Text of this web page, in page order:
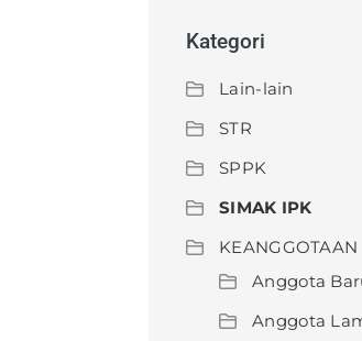
Kategori
Lain-lain
STR
SPPK
SIMAK IPK
KEANGGOTAAN
Anggota
Anggota